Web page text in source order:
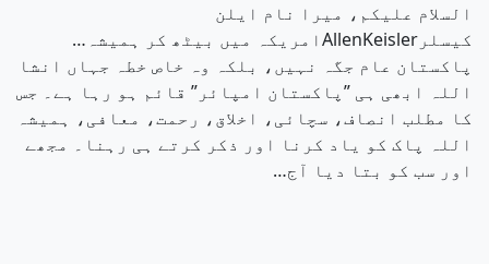
السلام علیکم، میرا نام ایلن
کیسلرAllenKeislerامریکہ میں بیٹھ کر ہمیشہ…
پاکستان عام جگہ نہیں، بلکہ وہ خاص خطہ جہاں انشا
اللہ ابھی ہی ”پاکستان امپائر” قائم ہو رہا ہے۔ جس
کا مطلب انصاف، سچائی، اخلاق، رحمت، معافی، ہمیشہ
اللہ پاک کو یاد کرنا اور ذکر کرتے ہی رہنا۔ مجھے
اور سب کو بتا دیا آج…